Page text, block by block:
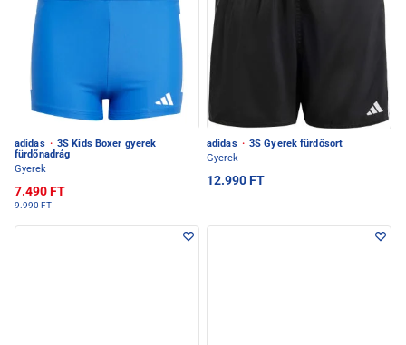
adidas · 3S Kids Boxer gyerek
fürdőnadrág
Gyerek
7.490 FT
9.990 FT
adidas · 3S Gyerek fürdősort
Gyerek
12.990 FT